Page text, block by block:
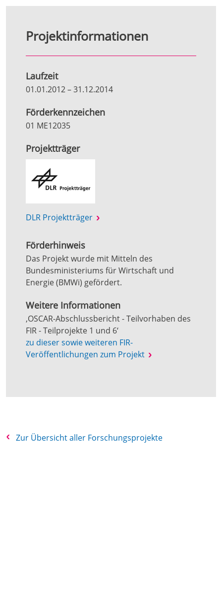
Projektinformationen
Laufzeit
01.01.2012–31.12.2014
Förderkennzeichen
01 ME12035
Projektträger
DLR Projektträger
Förderhinweis
Das Projekt wurde mit Mitteln des
Bundesministeriums für Wirtschaft und
Energie (BMWi) gefördert.
Weitere Informationen
‚OSCAR-Abschlussbericht - Teilvorhaben des
FIR - Teilprojekte 1 und 6‘
zu dieser sowie weiteren FIR-
Veröffentlichungen zum Projekt
Zur Übersicht aller Forschungsprojekte